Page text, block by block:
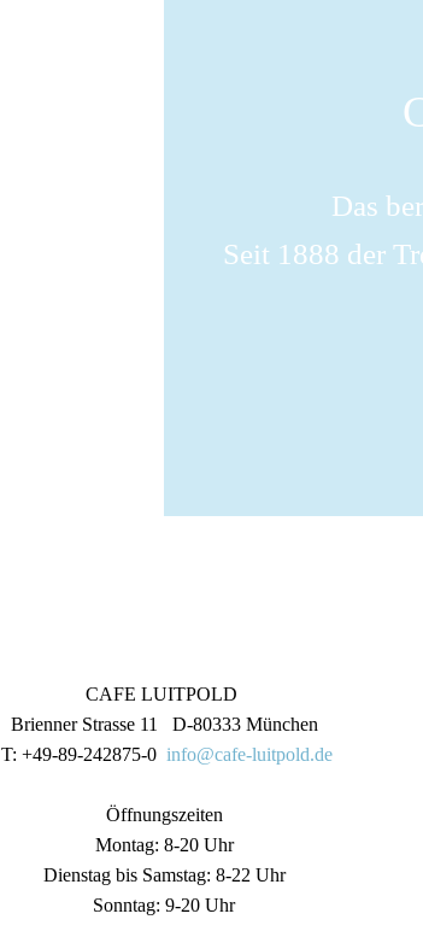
Das
Seit 1888 der
CAFE LUITPOLD
Brienner Strasse 11 D-80333 München
T: +49-89-242875-0 info@cafe-luitpold.de
Öffnungszeiten
Montag: 8-20 Uhr
Dienstag bis Samstag: 8-22 Uhr
Sonntag: 9-20 Uhr